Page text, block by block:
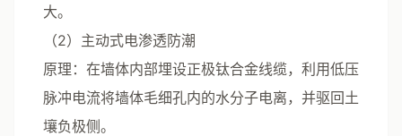
大。
（2）主动式电渗透防潮
原理 ：在墙体内部埋设正极钛合金线缆，利用低压
脉冲电流将墙体毛细孔内的水分子电离，并驱回土
壤负极侧。